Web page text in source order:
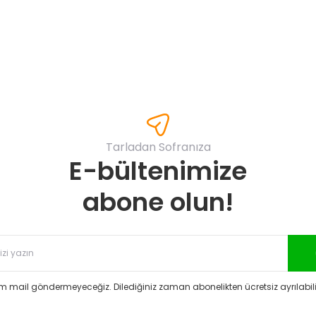
Tarladan Sofranıza
E-bültenimize
abone olun!
mail göndermeyeceğiz. Dilediğiniz zaman abonelikten ücretsiz